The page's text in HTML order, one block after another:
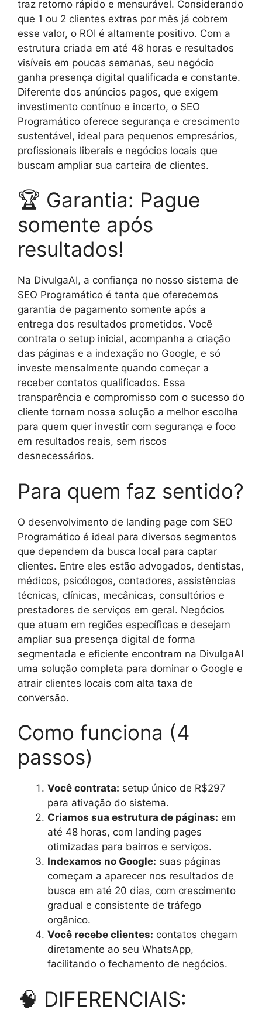
traz retorno rápido e mensurável. Considerando
que 1 ou 2 clientes extras por mês já cobrem
esse valor, o ROI é altamente positivo. Com a
estrutura criada em até 48 horas e resultados
visíveis em poucas semanas, seu negócio
ganha presença digital qualificada e constante.
Diferente dos anúncios pagos, que exigem
investimento contínuo e incerto, o SEO
Programático oferece segurança e crescimento
sustentável, ideal para pequenos empresários,
profissionais liberais e negócios locais que
buscam ampliar sua carteira de clientes.
🏆 Garantia: Pague
somente após
resultados!
Na DivulgaAI, a confiança no nosso sistema de
SEO Programático é tanta que oferecemos
garantia de pagamento somente após a
entrega dos resultados prometidos. Você
contrata o setup inicial, acompanha a criação
das páginas e a indexação no Google, e só
investe mensalmente quando começar a
receber contatos qualificados. Essa
transparência e compromisso com o sucesso do
cliente tornam nossa solução a melhor escolha
para quem quer investir com segurança e foco
em resultados reais, sem riscos
desnecessários.
Para quem faz sentido?
O desenvolvimento de landing page com SEO
Programático é ideal para diversos segmentos
que dependem da busca local para captar
clientes. Entre eles estão advogados, dentistas,
médicos, psicólogos, contadores, assistências
técnicas, clínicas, mecânicas, consultórios e
prestadores de serviços em geral. Negócios
que atuam em regiões específicas e desejam
ampliar sua presença digital de forma
segmentada e eficiente encontram na DivulgaAI
uma solução completa para dominar o Google e
atrair clientes locais com alta taxa de
conversão.
Como funciona (4
passos)
Você contrata: setup único de R$297
para ativação do sistema.
Criamos sua estrutura de páginas: em
até 48 horas, com landing pages
otimizadas para bairros e serviços.
Indexamos no Google: suas páginas
começam a aparecer nos resultados de
busca em até 20 dias, com crescimento
gradual e consistente de tráfego
orgânico.
Você recebe clientes: contatos chegam
diretamente ao seu WhatsApp,
facilitando o fechamento de negócios.
🧠 DIFERENCIAIS: